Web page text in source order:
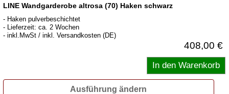
LINE Wandgarderobe altrosa (70) Haken schwarz
- Haken pulverbeschichtet
- Lieferzeit: ca. 2 Wochen
- inkl.MwSt / inkl. Versandkosten (DE)
408,00 €
Ausführung ändern